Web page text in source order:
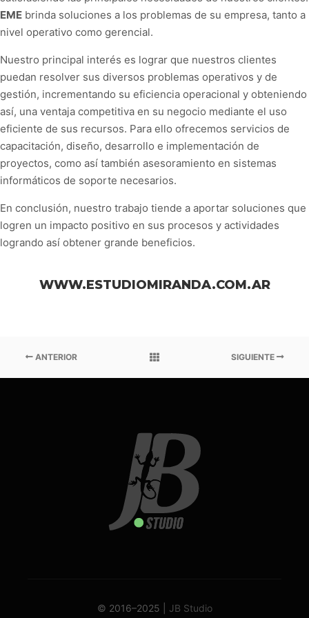
EME
INTEGRAL
EME brinda soluciones a los problemas de su empresa, tanto a
nivel operativo como gerencial.
Nuestro principal interés es lograr que nuestros clientes
puedan resolver sus diversos problemas operativos y de
gestión, incrementando su eficiencia operacional y obteniendo
así, una ventaja competitiva en su negocio mediante el uso
eficiente de sus recursos. Para ello ofrecemos servicios de
capacitación, diseño, desarrollo e implementación de
proyectos, como así también asesoramiento en sistemas
informáticos de soporte necesarios.
En conclusión, nuestro trabajo tiende a aportar soluciones que
logren un impacto positivo en sus procesos y actividades
logrando así obtener grande beneficios.
WWW.ESTUDIOMIRANDA.COM.AR
ANTERIOR SIGUIENTE
© 2016–2025 | JB Studio